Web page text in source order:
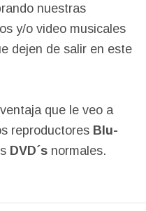
nuestras
y/o video musicales
dejen de salir en este
que le veo a
reproductores Blu-
DVD´s normales.